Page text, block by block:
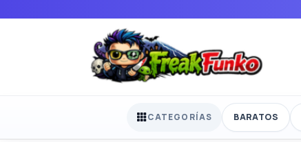
CATEGORÍAS BARATOS